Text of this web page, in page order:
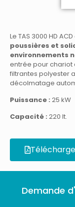
Le TAS 3000 HD
poussières et
environnements
entrée pour chariot
filtrantes polyester
décolmatage
Puissance : 25 kW
Capacité : 220 It.
Demande